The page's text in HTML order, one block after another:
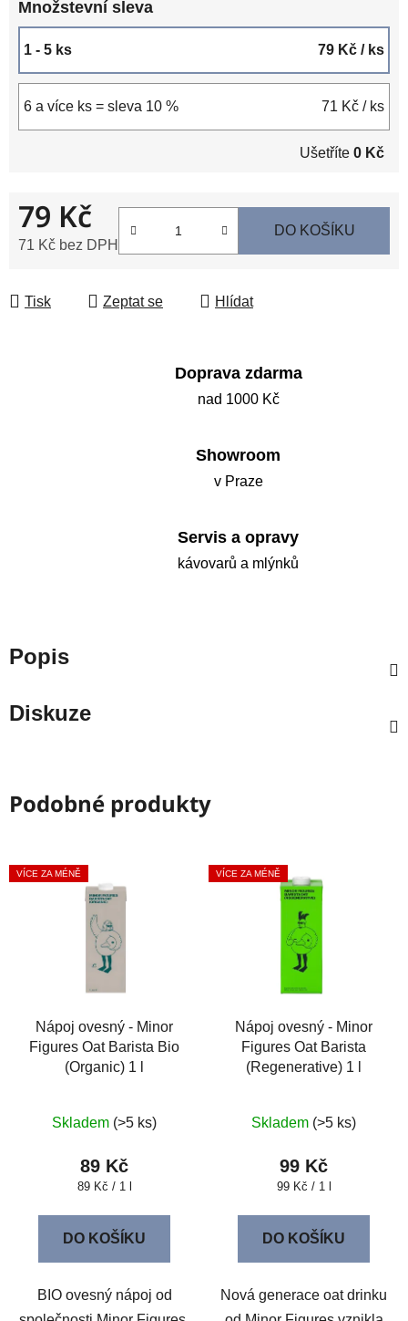
Množstevní sleva
1 - 5 ks 79 Kč / ks
6 a více ks = sleva 10 % 71 Kč / ks
Ušetříte 0 Kč
79 Kč
71 Kč bez DPH
DO KOŠÍKU
Tisk Zeptat se Hlídat
Doprava zdarma
nad 1000 Kč
Showroom
v Praze
Servis a opravy
kávovarů a mlýnků
Popis
Diskuze
Podobné produkty
VÍCE ZA MÉNĚ
Nápoj ovesný - Minor
Figures Oat Barista Bio
(Organic) 1 l
Skladem (>5 ks)
89 Kč
Měrná
89 Kč / 1 l
DO KOŠÍKU
BIO ovesný nápoj od
VÍCE ZA MÉNĚ
Nápoj ovesný - Minor
Figures Oat Barista
(Regenerative) 1 l
Skladem (>5 ks)
99 Kč
Měrná
99 Kč / 1 l
DO KOŠÍKU
Nová generace oat drinku